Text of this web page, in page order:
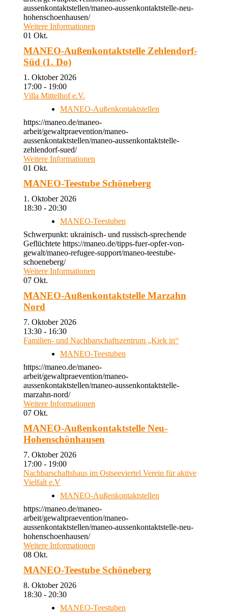
aussenkontaktstellen/maneo-aussenkontaktstelle-neu-
hohenschoenhausen/
Weitere Informationen
01 Okt.
MANEO-Außenkontaktstelle Zehlendorf-
Süd (1. Do)
1. Oktober 2026
17:00 - 19:00
Villa Mittelhof e.V.
MANEO-Außenkontaktstellen
https://maneo.de/maneo-
arbeit/gewaltpraevention/maneo-
aussenkontaktstellen/maneo-aussenkontaktstelle-
zehlendorf-sued/
Weitere Informationen
01 Okt.
MANEO-Teestube Schöneberg
1. Oktober 2026
18:30 - 20:30
MANEO-Teestuben
Schwerpunkt: ukrainisch- und russisch-sprechende
Geflüchtete https://maneo.de/tipps-fuer-opfer-von-
gewalt/maneo-refugee-support/maneo-teestube-
schoeneberg/
Weitere Informationen
07 Okt.
MANEO-Außenkontaktstelle Marzahn
Nord
7. Oktober 2026
13:30 - 16:30
Familien- und Nachbarschaftszentrum „Kiek in“
MANEO-Teestuben
https://maneo.de/maneo-
arbeit/gewaltpraevention/maneo-
aussenkontaktstellen/maneo-aussenkontaktstelle-
marzahn-nord/
Weitere Informationen
07 Okt.
MANEO-Außenkontaktstelle Neu-
Hohenschönhausen
7. Oktober 2026
17:00 - 19:00
Nachbarschaftshaus im Ostseeviertel Verein für aktive
Vielfalt e.V
MANEO-Außenkontaktstellen
https://maneo.de/maneo-
arbeit/gewaltpraevention/maneo-
aussenkontaktstellen/maneo-aussenkontaktstelle-neu-
hohenschoenhausen/
Weitere Informationen
08 Okt.
MANEO-Teestube Schöneberg
8. Oktober 2026
18:30 - 20:30
MANEO-Teestuben